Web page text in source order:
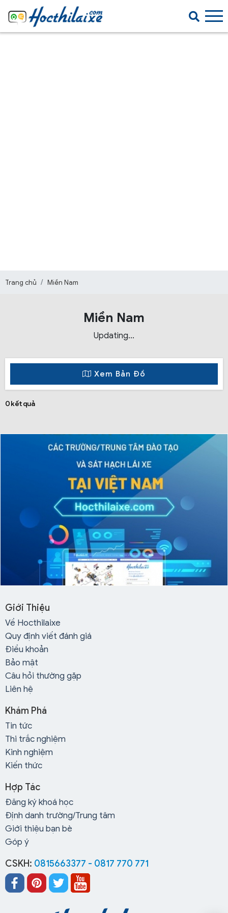
Trang chủ Miền Nam
Miền Nam
Updating...
Xem Bản Đồ
0 kết quả
Giới Thiệu
Về Hocthilaixe
Quy định viết đánh giá
Điều khoản
Bảo mật
Câu hỏi thường gặp
Liên hệ
Khám Phá
Tin tức
Thi trắc nghiệm
Kinh nghiệm
Kiến thức
Hợp Tác
Đăng ký khoá học
Định danh trường/Trung tâm
Giới thiệu bạn bè
Góp ý
CSKH: 0815663377 - 0817 770 771